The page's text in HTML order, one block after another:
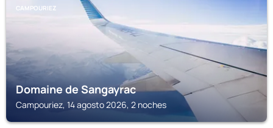
CAMPOURIEZ
Domaine de Sangayrac
Campouriez, 14 agosto 2026, 2 noches